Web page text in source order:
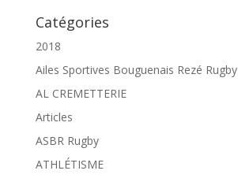
Catégories
2018
Ailes Sportives Bouguenais Rezé Rugby
AL CREMETTERIE
Articles
ASBR Rugby
ATHLÉTISME